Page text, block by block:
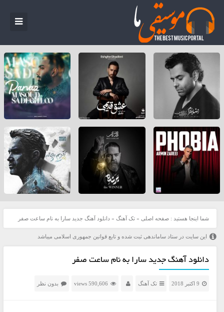
شما اینجا هستید : صفحه اصلی » تک آهنگ » دانلود آهنگ جدید سارا به نام ساعت صفر
این سایت در ستاد ساماندهی ثبت شده و تابع قوانین جمهوری اسلامی میباشد
دانلود آهنگ جدید سارا به نام ساعت صفر
9 اکتبر 2018 تک آهنگ 590,606 views بدون نظر